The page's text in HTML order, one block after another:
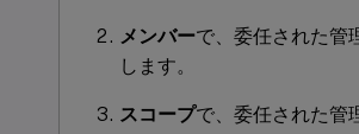
メンバーで、委任された管
します。
スコープで、委任された管